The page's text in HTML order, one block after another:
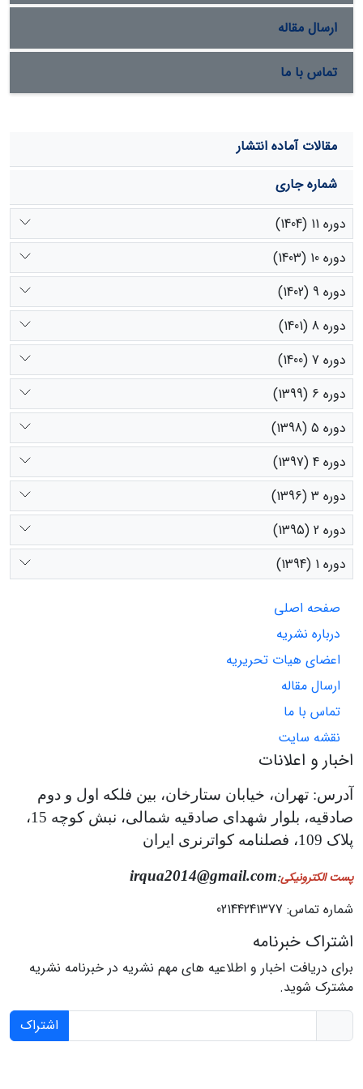
ارسال مقاله
تماس با ما
مقالات آماده انتشار
شماره جاری
دوره 11 (1404)
دوره 10 (1403)
دوره 9 (1402)
دوره 8 (1401)
دوره 7 (1400)
دوره 6 (1399)
دوره 5 (1398)
دوره 4 (1397)
دوره 3 (1396)
دوره 2 (1395)
دوره 1 (1394)
صفحه اصلی
درباره نشریه
اعضای هیات تحریریه
ارسال مقاله
تماس با ما
نقشه سایت
اخبار و اعلانات
آدرس: تهران، خیابان ستارخان، بین فلکه اول و دوم
صادقیه، بلوار شهدای صادقیه شمالی، نبش کوچه 15،
پلاک 109، فصلنامه کواترنری ایران
پست الکترونیکی:
irqua2014@gmail.com
شماره تماس: 02144241377
اشتراک خبرنامه
برای دریافت اخبار و اطلاعیه های مهم نشریه در خبرنامه نشریه
مشترک شوید.
اشتراک